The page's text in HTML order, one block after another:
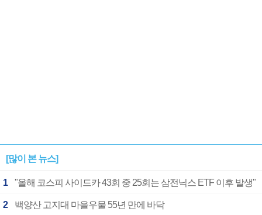
[많이 본 뉴스]
1 "올해 코스피 사이드카 43회 중 25회는 삼전닉스 ETF 이후 발생"
2 백양산 고지대 마을우물 55년 만에 바닥